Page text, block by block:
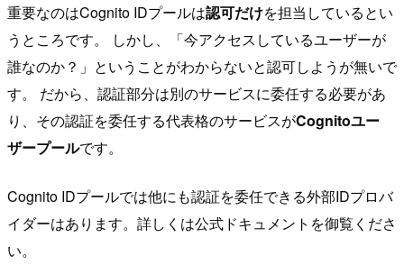
重要なのはCognito IDプールは認可だけを担当しているとい
うところです。 しかし、「今アクセスしているユーザーが
誰なのか？」ということがわからないと認可しようが無いで
す。 だから、認証部分は別のサービスに委任する必要があ
り、その認証を委任する代表格のサービスがCognitoユー
ザープールです。
Cognito IDプールでは他にも認証を委任できる外部IDプロバ
イダーはあります。詳しくは公式ドキュメントを御覧くださ
い。